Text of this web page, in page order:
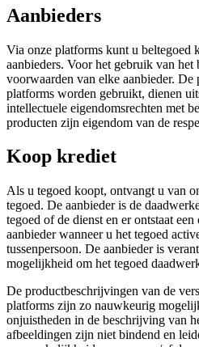
Aanbieders
Via onze platforms kunt u beltegoed
aanbieders. Voor het gebruik van het
voorwaarden van elke aanbieder. De
platforms worden gebruikt, dienen
intellectuele eigendomsrechten met
producten zijn eigendom van de
Koop krediet
Als u tegoed koopt, ontvangt u van
tegoed. De aanbieder is de
tegoed of de dienst en er ontstaat
aanbieder wanneer u het tegoed
tussenpersoon. De aanbieder is
mogelijkheid om het tegoed
De productbeschrijvingen van de
platforms zijn zo nauwkeurig
onjuistheden in de beschrijving van
afbeeldingen zijn niet bindend en